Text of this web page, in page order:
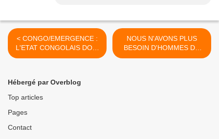
< CONGO/EMERGENCE :
L'ETAT CONGOLAIS DOIT
SOUTENIR LE COMBAT
DU PAYS, CHALLENGE
FUTURA DE TSENGUE-
NOUS N'AVONS PLUS
BESOIN D'HOMMES DU
PASSE ET/OU DU PASSIF
Hébergé par Overblog
Top articles
Pages
Contact